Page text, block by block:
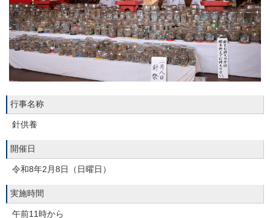
行事名称
針供養
開催日
令和8年2月8日（日曜日）
実施時間
午前11時から